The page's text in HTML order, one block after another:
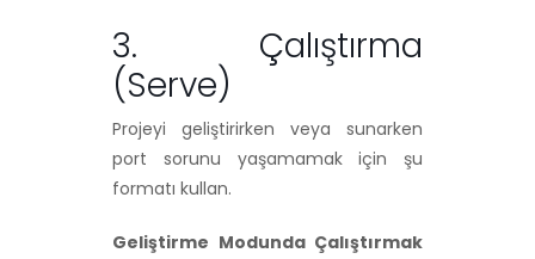
3. Çalıştırma
(Serve)
Projeyi geliştirirken veya sunarken
port sorunu yaşamamak için şu
formatı kullan.
Geliştirme Modunda Çalıştırmak